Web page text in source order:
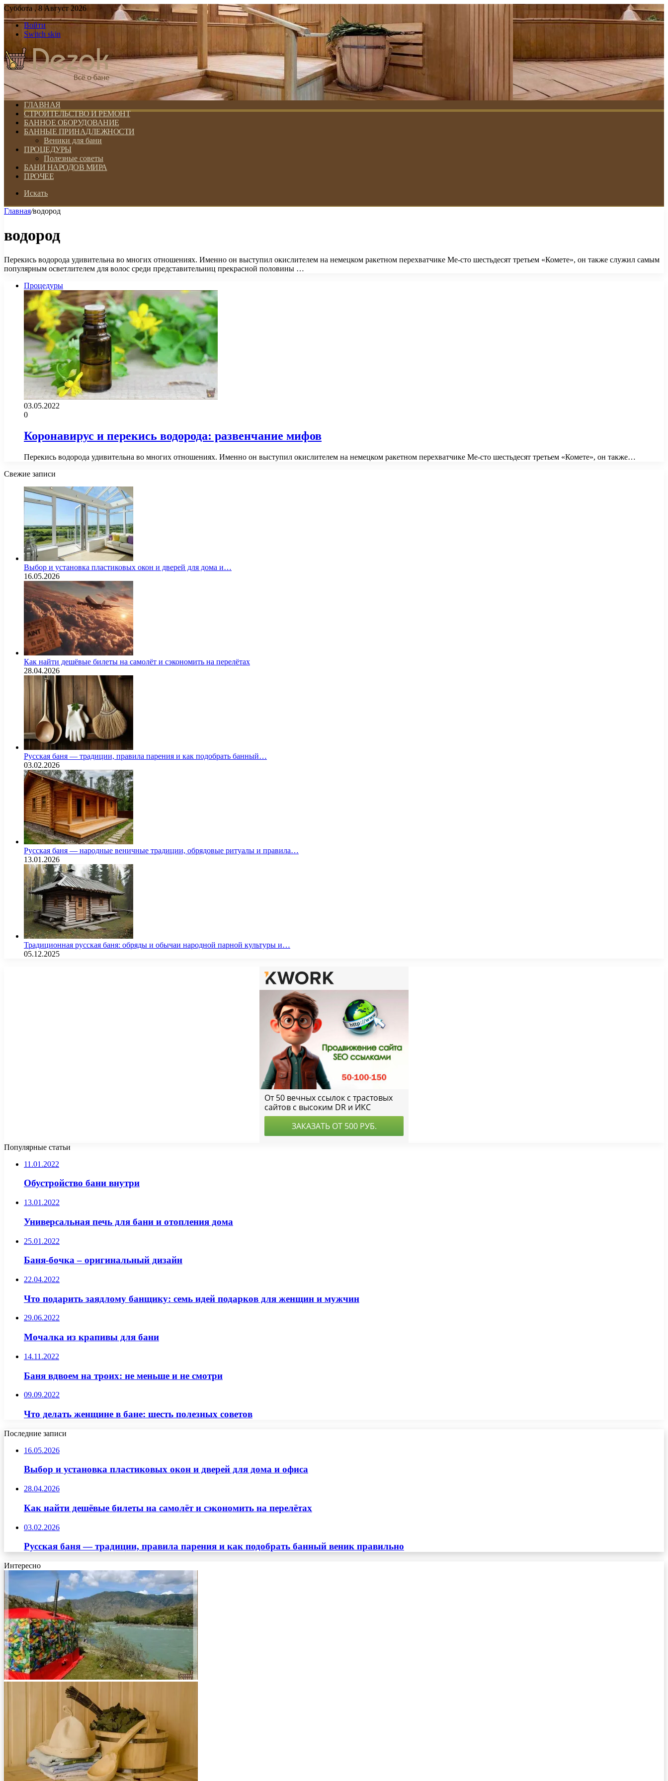
Суббота , 8 Август 2026
Войти
Switch skin
ГЛАВНАЯ
СТРОИТЕЛЬСТВО И РЕМОНТ
БАННОЕ ОБОРУДОВАНИЕ
БАННЫЕ ПРИНАДЛЕЖНОСТИ
Веники для бани
ПРОЦЕДУРЫ
Полезные советы
БАНИ НАРОДОВ МИРА
ПРОЧЕЕ
Искать
Главная/водород
водород
Перекись водорода удивительна во многих отношениях. Именно он выступил окислителем на немецком ракетном перехватчике Ме-сто шестьдесят третьем «Комете», он также служил самым
популярным осветлителем для волос среди представительниц прекрасной половины …
Процедуры
03.05.2022
0
Коронавирус и перекись водорода: развенчание мифов
Перекись водорода удивительна во многих отношениях. Именно он выступил окислителем на немецком ракетном перехватчике Ме-сто шестьдесят третьем «Комете», он также…
Свежие записи
Выбор и установка пластиковых окон и дверей для дома и…
16.05.2026
Как найти дешёвые билеты на самолёт и сэкономить на перелётах
28.04.2026
Русская баня — традиции, правила парения и как подобрать банный…
03.02.2026
Русская баня — народные веничные традиции, обрядовые ритуалы и правила…
13.01.2026
Традиционная русская баня: обряды и обычаи народной парной культуры и…
05.12.2025
Популярные статьи
11.01.2022
Обустройство бани внутри
13.01.2022
Универсальная печь для бани и отопления дома
25.01.2022
Баня-бочка – оригинальный дизайн
22.04.2022
Что подарить заядлому банщику: семь идей подарков для женщин и мужчин
29.06.2022
Мочалка из крапивы для бани
14.11.2022
Баня вдвоем на троих: не меньше и не смотри
09.09.2022
Что делать женщине в бане: шесть полезных советов
Последние записи
16.05.2026
Выбор и установка пластиковых окон и дверей для дома и офиса
28.04.2026
Как найти дешёвые билеты на самолёт и сэкономить на перелётах
03.02.2026
Русская баня — традиции, правила парения и как подобрать банный веник правильно
Интересно